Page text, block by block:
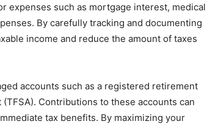
expenses such as mortgage interest, medical
By carefully tracking and documenting
income and reduce the amount of taxes
accounts such as a registered retirement
Contributions to these accounts can
tax benefits. By maximizing your